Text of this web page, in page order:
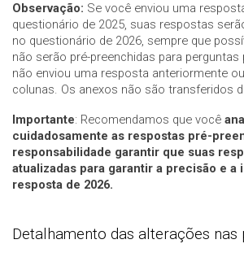
Observação: Se você enviou uma
questionário de 2025, suas respostas
no questionário de 2026, sempre que
não serão pré-preenchidas para
não enviou uma resposta anteriormente
colunas. Os anexos não são transferidos
Importante: Recomendamos que você
cuidadosamente as respostas pré-
responsabilidade garantir que suas
atualizadas para garantir a precisão e a
resposta de 2026.
Detalhamento das alterações nas